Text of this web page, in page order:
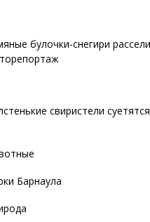
булочки-снегири
свиристели
Барнаула